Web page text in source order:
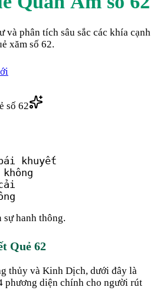
và phân tích sâu sắc các khía cạnh
xăm số 62.
số 62
khuyết
hanh thông.
Quẻ 62
thủy và Kinh Dịch, dưới đây là
phương diện chính cho người rút